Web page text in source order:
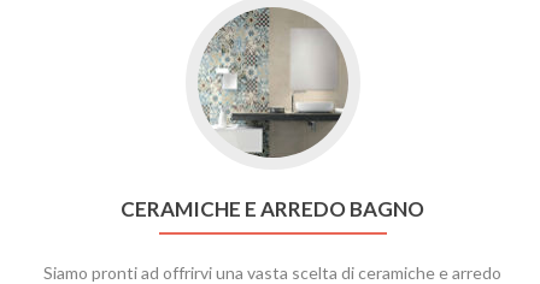
CERAMICHE E ARREDO BAGNO
Siamo pronti ad offrirvi una vasta scelta di ceramiche e arredo